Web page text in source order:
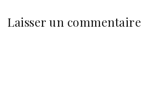
Laisser un commentaire